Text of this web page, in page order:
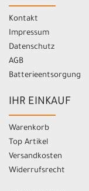
Kontakt
Impressum
Datenschutz
AGB
Batterieentsorgung
IHR EINKAUF
Warenkorb
Top Artikel
Versandkosten
Widerrufsrecht